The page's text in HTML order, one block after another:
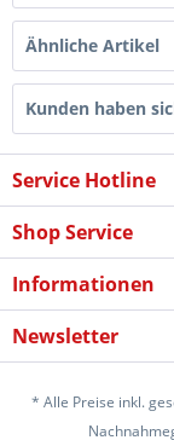
Ähnliche Artikel
Kunden haben
Service Hotline
Shop Service
Informationen
Newsletter
* Alle Preise inkl.